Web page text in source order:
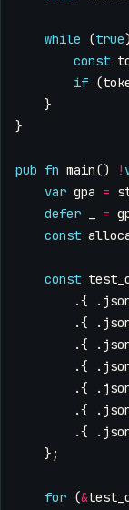
while (true)
const
if (
}
}
pub fn main() !
var gpa =
defer
=
const
const
.{
.
.{
.
.{
.
.{
.
.{
.
.{
.
.{
.
};
for (&